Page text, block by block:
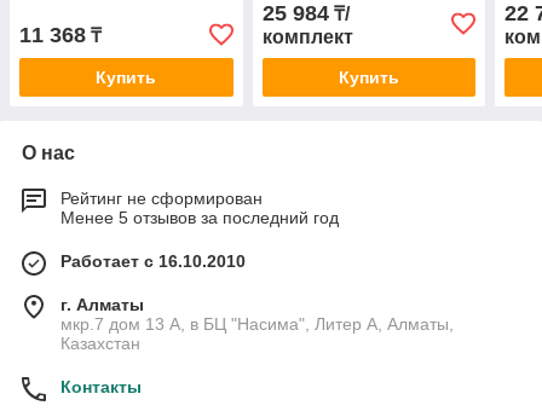
11 368 ₸
Купить
25 984₸/
комплект
Купить
22
О нас
Рейтинг не сформирован
Менее 5 отзывов за последний год
Работает с 16.10.2010
г. Алматы
мкр.7 дом 13 А, в БЦ "Насима", Литер А, Алматы,
Казахстан
Контакты